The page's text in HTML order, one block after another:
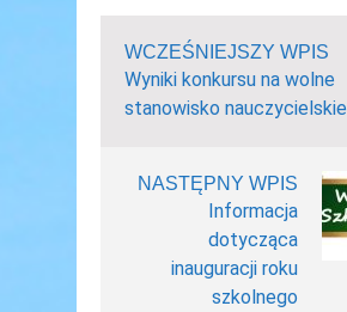
WCZEŚNIEJSZY WPIS
Wyniki konkursu na wolne
stanowisko nauczycielskie
NASTĘPNY WPIS
Informacja
dotycząca
inauguracji roku
szkolnego